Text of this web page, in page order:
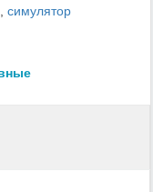
симулятор